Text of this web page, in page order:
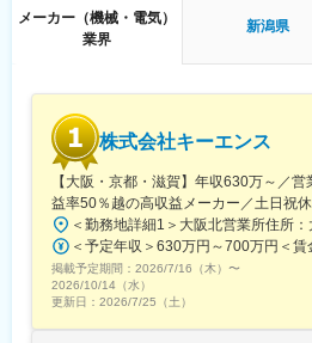
メーカー（機械・電気）
業界
新潟県
株式会社キーエンス
【大阪・京都・滋賀】年収630万～／
益率50％越の高収益メーカー／土日祝休
掲載予定期間： 2026/7/16（木） 〜
2026/10/14（水）
更新日： 2026/7/25（土）